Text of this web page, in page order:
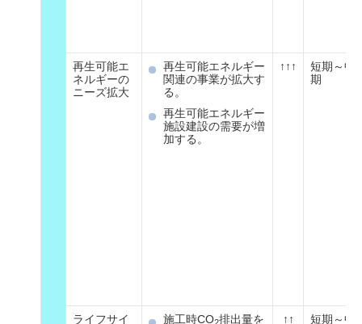
再生可能エ
ネルギーの
ニーズ拡大
再生可能エネルギー
関連の事業が拡大す
る。
再生可能エネルギー
施設建設の需要が増
加する。
↑↑↑
短期～中
期
ライフサイ
施工時CO 排出量を
↑↑
短期～中